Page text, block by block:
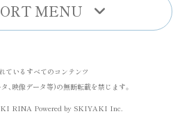
MENU
ているすべてのコンテンツ
タ、映像データ等)の無断転載を禁じます。
RINA Powered bySKIYAKI Inc.